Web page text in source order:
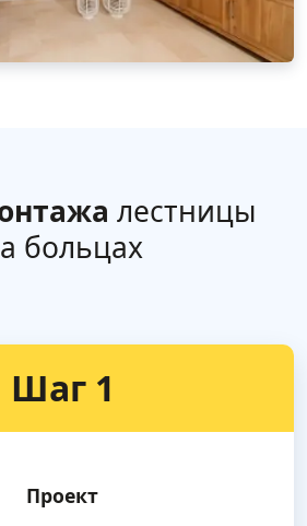
лестницы
больцах
Шаг 1
Проект